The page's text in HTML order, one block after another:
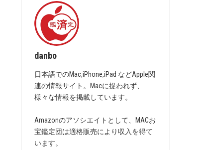
danbo
日本語でのMac,iPhone,iPad などApple関
連の情報サイト。Macに捉われず、
様々な情報を掲載しています。
Amazonのアソシエイトとして、MACお
宝鑑定団は適格販売により収入を得て
います。